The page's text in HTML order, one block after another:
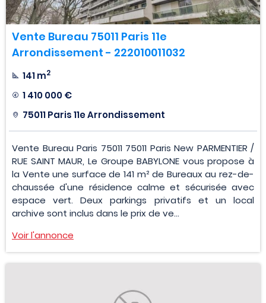
Vente Bureau 75011 Paris 11e
Arrondissement - 222010011032
141 m2
1 410 000 €
75011 Paris 11e Arrondissement
Vente Bureau Paris 75011 75011 Paris New PARMENTIER /
RUE SAINT MAUR, Le Groupe BABYLONE vous propose à
la Vente une surface de 141 m² de Bureaux au rez-de-
chaussée d'une résidence calme et sécurisée avec
espace vert. Deux parkings privatifs et un local
archive sont inclus dans le prix de ve...
Voir l'annonce